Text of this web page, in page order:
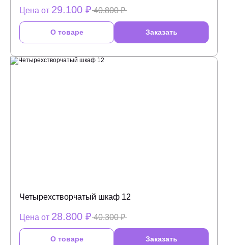
Цена от 29.100 ₽ 40.800 ₽
О товаре Заказать
Четырехстворчатый шкаф 12
Цена от 28.800 ₽ 40.300 ₽
О товаре Заказать